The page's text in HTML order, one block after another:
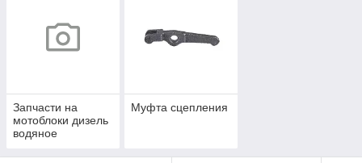
Запчасти на
мотоблоки дизель
водяное
Муфта сцепления